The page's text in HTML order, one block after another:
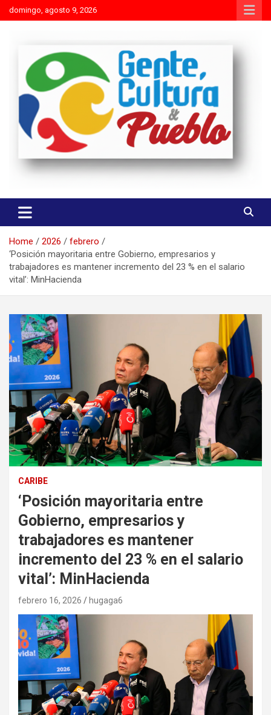
Skip
to
domingo, agosto 9, 2026
Gente Cultura y Pueblo
Home 2026
febrero
‘Posición mayoritaria entre Gobierno, empresarios y
trabajadores es mantener incremento del 23 % en el salario
vital’: MinHacienda
CARIBE
‘Posición mayoritaria entre
Gobierno, empresarios y
trabajadores es mantener
incremento del 23 % en el salario
vital’: MinHacienda
febrero 16, 2026 hugaga6